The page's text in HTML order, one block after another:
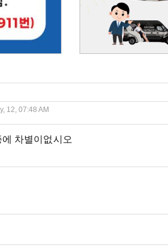
12, 07:48 AM
차별이없시오